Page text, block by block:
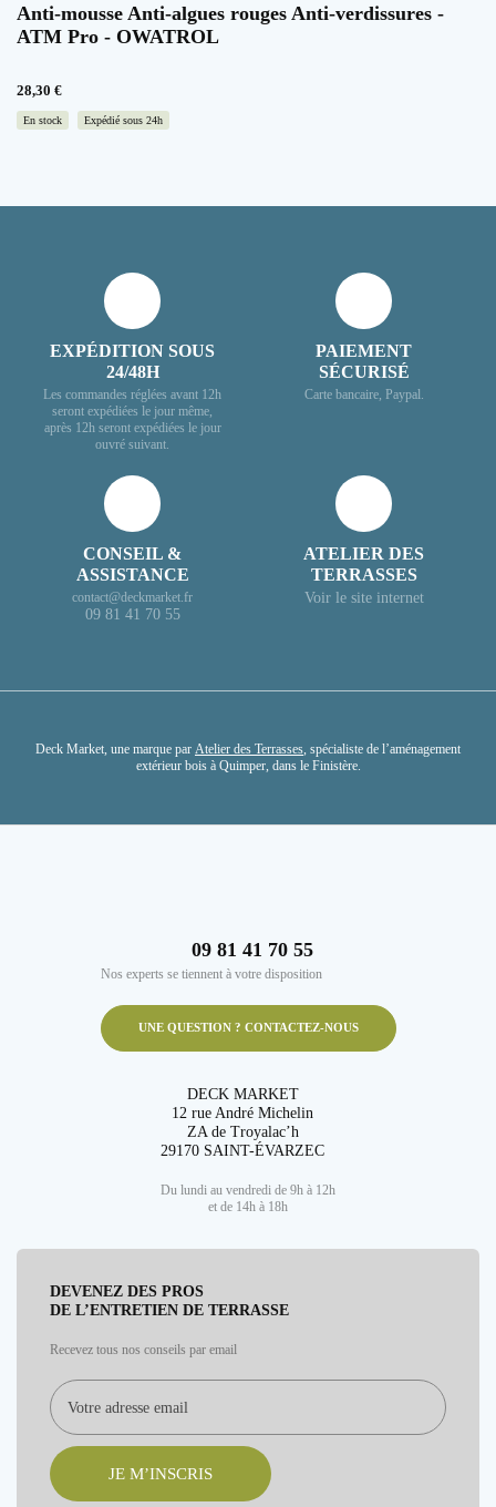
Anti-mousse Anti-algues rouges Anti-verdissures -
ATM Pro - OWATROL
28,30 €
En stock Expédié sous 24h
EXPÉDITION SOUS
24/48H
Les commandes réglées avant 12h
seront expédiées le jour même,
après 12h seront expédiées le jour
ouvré suivant.
PAIEMENT
SÉCURISÉ
Carte bancaire, Paypal.
CONSEIL &
ASSISTANCE
contact@deckmarket.fr
09 81 41 70 55
ATELIER DES
TERRASSES
Voir le site internet
Deck Market, une marque par Atelier des Terrasses , spécialiste de l’aménagement
extérieur bois à Quimper, dans le Finistère.
09 81 41 70 55
Nos experts se tiennent à votre disposition
UNE QUESTION ? CONTACTEZ-NOUS
DECK MARKET
12 rue André Michelin
ZA de Troyalac’h
29170 SAINT-ÉVARZEC
Du lundi au vendredi de 9h à 12h
et de 14h à 18h
DEVENEZ DES PROS
DE L’ENTRETIEN DE TERRASSE
Recevez tous nos conseils par email
JE M’INSCRIS